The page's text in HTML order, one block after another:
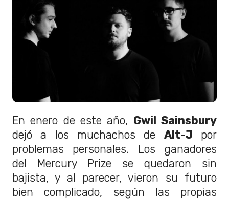
En enero de este año, Gwil Sainsbury
dejó a los muchachos de Alt-J por
problemas personales. Los ganadores
del Mercury Prize se quedaron sin
bajista, y al parecer, vieron su futuro
bien complicado, según las propias